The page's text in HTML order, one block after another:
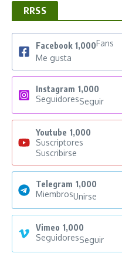
RRSS
Facebook 1,000Fans
Me gusta
Instagram 1,000
SeguidoresSeguir
Youtube 1,000
Suscriptores
Suscribirse
Telegram 1,000
MiembrosUnirse
Vimeo 1,000
SeguidoresSeguir